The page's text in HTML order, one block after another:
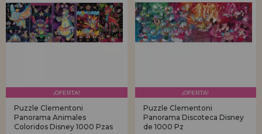
¡OFERTA!
Puzzle Clementoni
Panorama Animales
Coloridos Disney 1000 Pzas
¡OFERTA!
Puzzle Clementoni
Panorama Discoteca Disney
de 1000 Pz